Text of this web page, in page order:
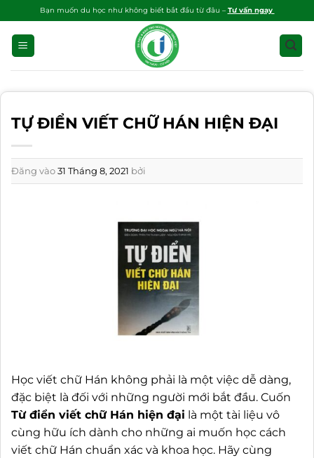
qua
dung
Bạn muốn du học như không biết bắt đầu từ đâu – Tư vấn ngay
TỰ ĐIỂN VIẾT CHỮ HÁN HIỆN ĐẠI
Đăng vào31 Tháng 8, 2021 bởi
Học viết chữ Hán không phải là một việc dễ dàng,
đặc biệt là đối với những người mới bắt đầu. Cuốn
Từ điển viết chữ Hán hiện đại là một tài liệu vô
cùng hữu ích dành cho những ai muốn học cách
viết chữ Hán chuẩn xác và khoa học. Hãy cùng